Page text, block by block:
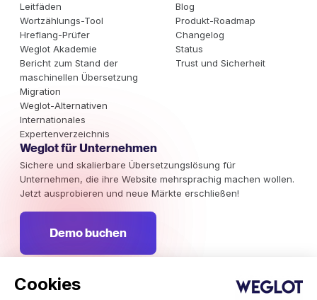
Cookies
Leitfäden
Wortzählungs-Tool
Hreflang-Prüfer
Weglot Akademie
Bericht zum Stand der
maschinellen Übersetzung
Migration
Weglot-Alternativen
Internationales
Expertenverzeichnis
Blog
Produkt-Roadmap
Changelog
Status
Trust und Sicherheit
Weglot für Unternehmen
Sichere und skalierbare Übersetzungslösung für
Unternehmen, die ihre Website mehrsprachig machen wollen.
Jetzt ausprobieren und neue Märkte erschließen!
Demo buchen
Abonniere unseren Newsletter